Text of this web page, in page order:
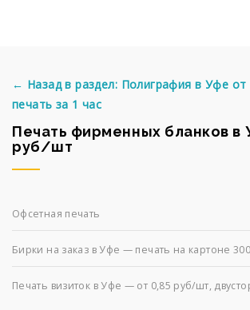
← Назад в раздел: Полиграфия в Уфе
печать за 1 час
Печать фирменных бланков в
руб/шт
Офсетная печать
Бирки на заказ в Уфе — печать на картоне
Печать визиток в Уфе — от 0,85 руб/шт,